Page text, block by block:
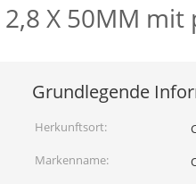
X 50MM
Grundlegende
Herkunftsort:
Markenname: